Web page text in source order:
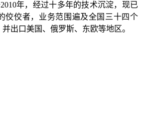
年，经过十多年的技术沉淀，现已
佼佼者，业务范围遍及全国三十四个
出口美国、俄罗斯、东欧等地区。